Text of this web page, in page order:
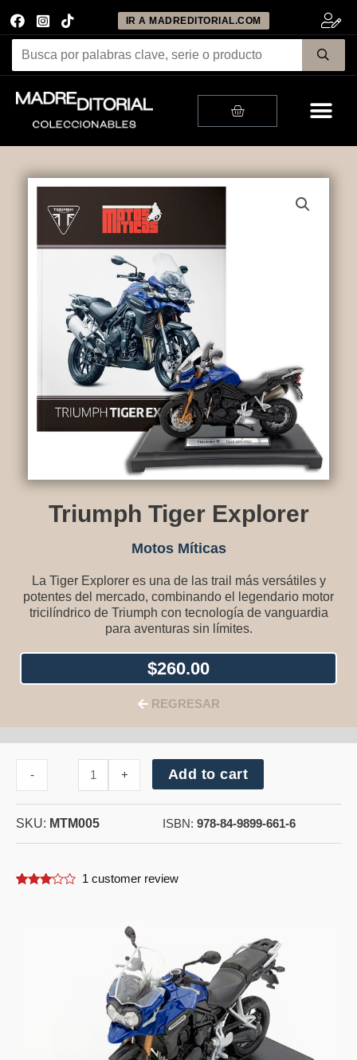
IR A MADREDITORIAL.COM
Cart
Triumph Tiger Explorer
Motos Míticas
La Tiger Explorer es una de las trail más versátiles y
potentes del mercado, combinando el legendario motor
tricilíndrico de Triumph con tecnología de vanguardia
para aventuras sin límites.
$260.00
REGRESAR
Triumph
Tiger
Explorer
- + Add to cart
SKU: MTM005 ISBN: 978-84-9899-661-6
1 customer review